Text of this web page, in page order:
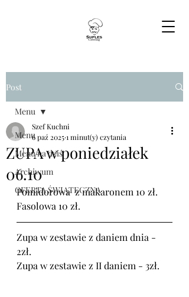
Post
Menu
Menu na dziś
Archiwum
OFERTA ŚWIĄTECZNA
Menu
ZUPA w poniedziałek
06.10
Szef Kuchni
6 paź 20251 minut(y) czytania
Pomidorowa  z makaronem 10 zł.
Fasolowa 10 zł.
Zupa w zestawie z daniem dnia -
2zł.
Zupa w zestawie z II daniem - 3zł.